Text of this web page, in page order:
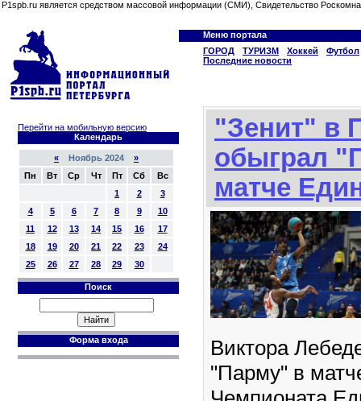
P1spb.ru является средством массовой информации (СМИ), Свидетельство
Меню портала
ГОРОД
ТУРИЗМ Хоккей
Футбол
Последние новости
Перейти на мобильную версию
Календарь
« Ноябрь 2024 »
Пн
Вт Ср Чт Пт Сб
Вс
1
2
3
4
5 6 7 8 9
10
11
12 13 14 15 16
17
18
19 20 21 22 23
24
25
26 27 28 29 30
Поиск
Форма входа
"Зенит" в
обыграл
матче
Виктора
"Парму" в